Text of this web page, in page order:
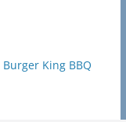
Burger King BBQ